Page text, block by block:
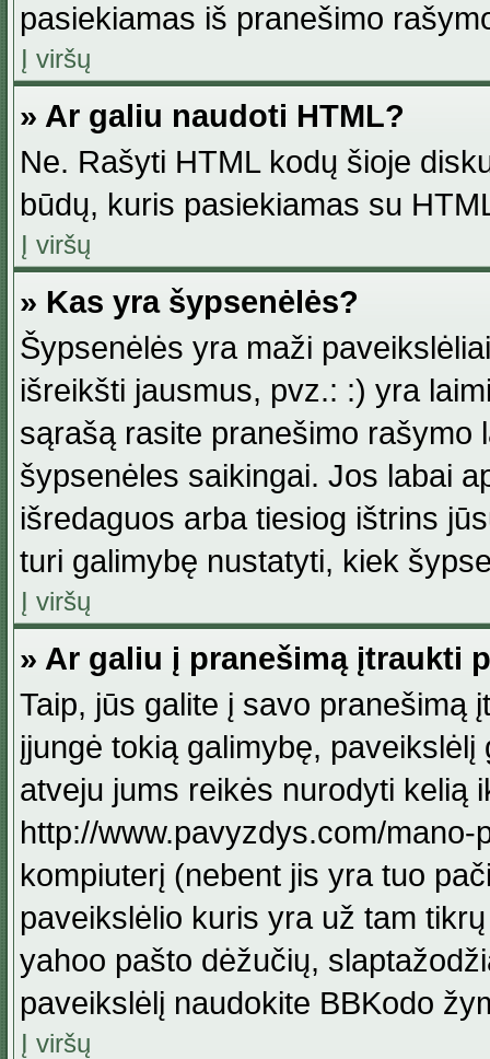
pasiekiamas iš pranešimo
Į viršų
» Ar galiu naudoti HTML?
Ne. Rašyti HTML kodų šioje
būdų, kuris pasiekiamas su
Į viršų
» Kas yra šypsenėlės?
Šypsenėlės yra maži
išreikšti jausmus, pvz.: :) yra
sąrašą rasite pranešimo rašymo
šypsenėles saikingai. Jos labai
išredaguos arba tiesiog ištrins
turi galimybę nustatyti, kiek
Į viršų
» Ar galiu į pranešimą įtraukti
Taip, jūs galite į savo pranešimą
įjungė tokią galimybę,
atveju jums reikės nurodyti kelią
http://www.pavyzdys.com/
kompiuterį (nebent jis yra tuo
paveikslėlio kuris yra už tam
yahoo pašto dėžučių,
paveikslėlį naudokite BBKodo
Į viršų